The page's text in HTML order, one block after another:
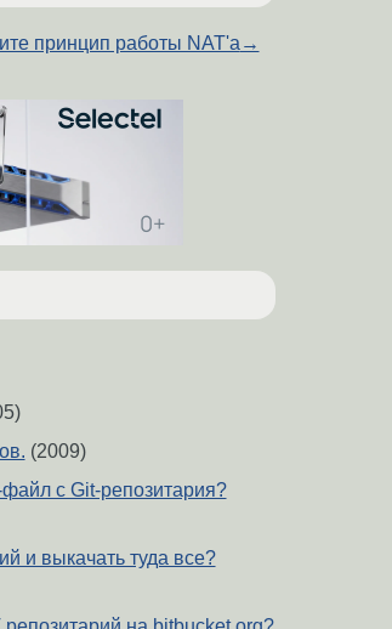
принцип работы NAT'а →
(2009)
с Git-репозитария?
и выкачать туда все?